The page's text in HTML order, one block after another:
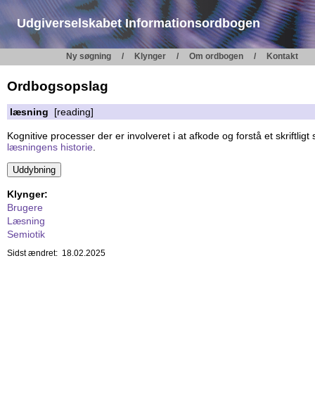
Udgiverselskabet Informationsordbogen
Ny søgning Klynger Om ordbogen Kontakt
Ordbogsopslag
læsning [reading]
Kognitive processer der er involveret i at afkode og forstå et skriftligt
læsningens historie
Klynger:
Brugere
Læsning
Semiotik
Sidst ændret: 18.02.2025